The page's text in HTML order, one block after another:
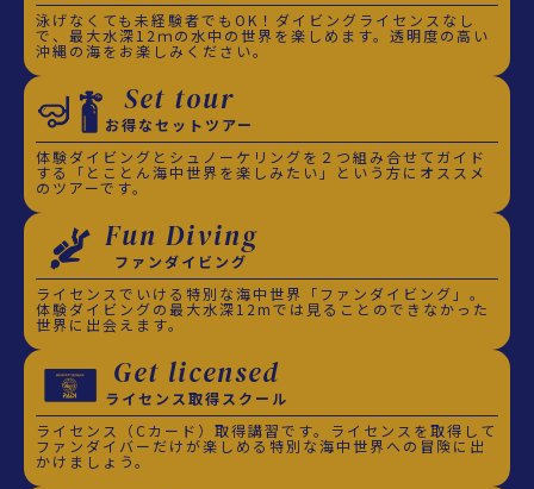
泳げなくても未経験者でもOK！ダイビングライセンスなし
で、最大水深12ｍの水中の世界を楽しめます。透明度の高い
沖縄の海をお楽しみください。
Set tour
お得なセットツアー
体験ダイビングとシュノーケリングを２つ組み合せてガイド
する「とことん海中世界を楽しみたい」という方にオススメ
のツアーです。
Fun Diving
ファンダイビング
ライセンスでいける特別な海中世界「ファンダイビング」。
体験ダイビングの最大水深12mでは見ることのできなかった
世界に出会えます。
Get licensed
ライセンス取得スクール
ライセンス（Cカード）取得講習です。ライセンスを取得して
ファンダイバーだけが楽しめる特別な海中世界への冒険に出
かけましょう。